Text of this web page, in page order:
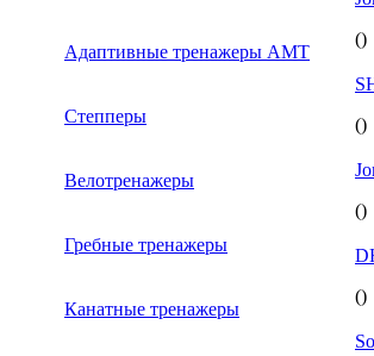
Адаптивные тренажеры AMT
Степперы
Велотренажеры
Гребные тренажеры
Канатные тренажеры
()
()
()
()